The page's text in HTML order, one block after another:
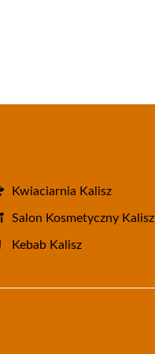
Kwiaciarnia Kalisz
Salon Kosmetyczny Kalisz
Kebab Kalisz